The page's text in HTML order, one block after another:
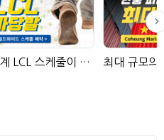
전세계 LCL 스케줄이 모여있는 곳